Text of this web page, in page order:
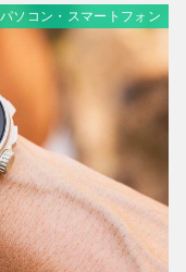
パソコン・スマートフォン